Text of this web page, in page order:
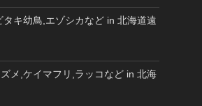
タキ幼鳥,エゾシカなど in 北海道遠
メ,ケイマフリ,ラッコなど in 北海